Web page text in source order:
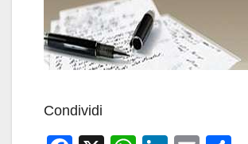
Condividi